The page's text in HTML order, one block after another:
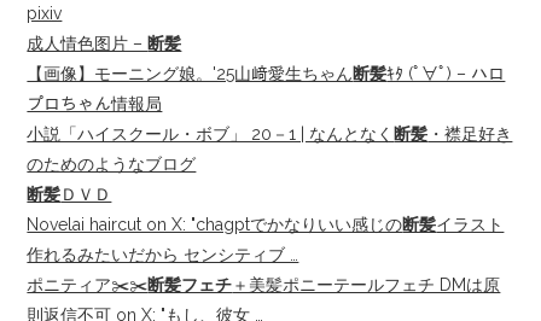
pixiv
成人情色图片 – 断髪
【画像】モーニング娘。'25山﨑愛生ちゃん断髪ｷﾀ (ﾟ∀ﾟ) – ハロ
プロちゃん情報局
小説「ハイスクール・ボブ」 20－1 | なんとなく 断髪 ・襟足好き
のためのようなブログ
断髪ＤＶＤ
Novelai haircut on X: "chagptでかなりいい感じの断髪イラスト
作れるみたいだから センシティブ …
ポニティア✂️✂️断髪フェチ＋美髪ポニーテールフェチ DMは原
則返信不可 on X: "もし、彼女 …